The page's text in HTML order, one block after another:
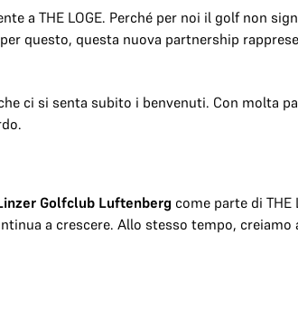
a THE LOGE. Perché per noi il golf non
questo, questa nuova partnership
ci si senta subito i benvenuti. Con molta
Golfclub Luftenberg come parte di THE
a crescere. Allo stesso tempo,